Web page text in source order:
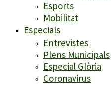
Esports
Mobilitat
Especials
Entrevistes
Plens Municipals
Especial Glòria
Coronavirus